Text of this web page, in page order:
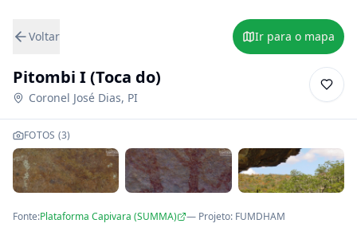
Voltar Ir para o mapa
Pitombi I (Toca do)
Coronel José Dias, PI
FOTOS (3)
Fonte:Plataforma Capivara (SUMMA) — Projeto: FUMDHAM